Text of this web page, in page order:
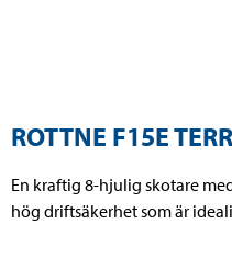
ROTTNE F15E
En kraftig 8-hjulig skotare
hög driftsäkerhet som är